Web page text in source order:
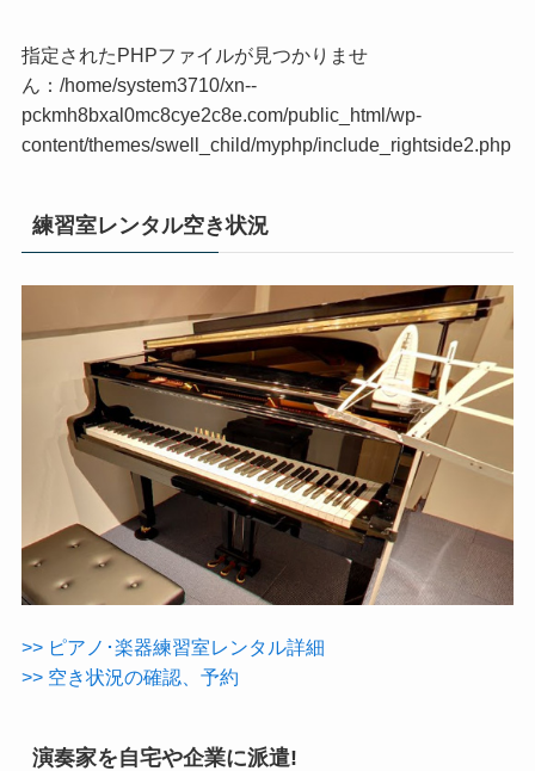
指定されたPHPファイルが見つかりませ
ん：/home/system3710/xn--
pckmh8bxal0mc8cye2c8e.com/public_html/wp-
content/themes/swell_child/myphp/include_rightside2.php
練習室レンタル空き状況
>> ピアノ･楽器練習室レンタル詳細
>> 空き状況の確認、予約
演奏家を自宅や企業に派遣!